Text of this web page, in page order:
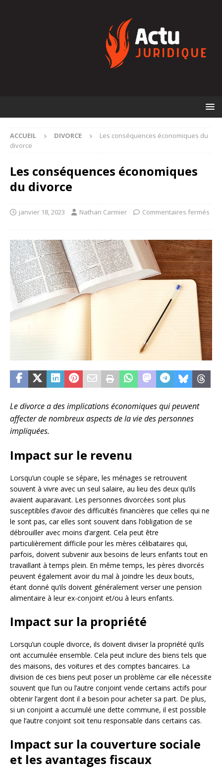
ACCUEIL DIVORCE
Les conséquences économiques du
divorce
Les conséquences économiques
du divorce
janvier 18, 2023 Nathan Carmier Commentaires fermés
Le divorce a des implications économiques qui peuvent
affecter de nombreux aspects de la vie des personnes
impliquées.
Impact sur le revenu
Lorsqu’un couple se sépare, les ménages se retrouvent
souvent à vivre avec un seul salaire, au lieu des deux qu’ils
avaient auparavant. Les personnes divorcées sont plus
susceptibles d’avoir des difficultés financières que celles qui ne
le sont pas, car elles sont souvent dans l’obligation de se
débrouiller avec moins d’argent. Cela peut être
particulièrement difficile pour les mères célibataires qui,
parfois, doivent subvenir aux besoins de leurs enfants tout en
travaillant à temps plein. En même temps, les pères divorcés
peuvent également avoir du mal à joindre les deux bouts,
étant donné qu’ils doivent généralement verser une pension
alimentaire à leur ex-conjoint et/ou à leurs enfants.
Impact sur la propriété
Lorsqu’un couple divorce, ils doivent diviser la propriété qu’ils
ont accumulée ensemble. Cela peut inclure des biens tels que
des maisons, des voitures et des comptes bancaires. La
division de ces biens peut poser un problème car elle nécessite
souvent que l’un ou l’autre conjoint vende certains actifs pour
obtenir l’argent dont il a besoin pour acheter sa part. De plus,
si un conjoint a accumulé une dette commune, il est possible
que l’autre conjoint soit tenu responsable dans certains cas.
Impact sur la couverture sociale
et les avantages fiscaux